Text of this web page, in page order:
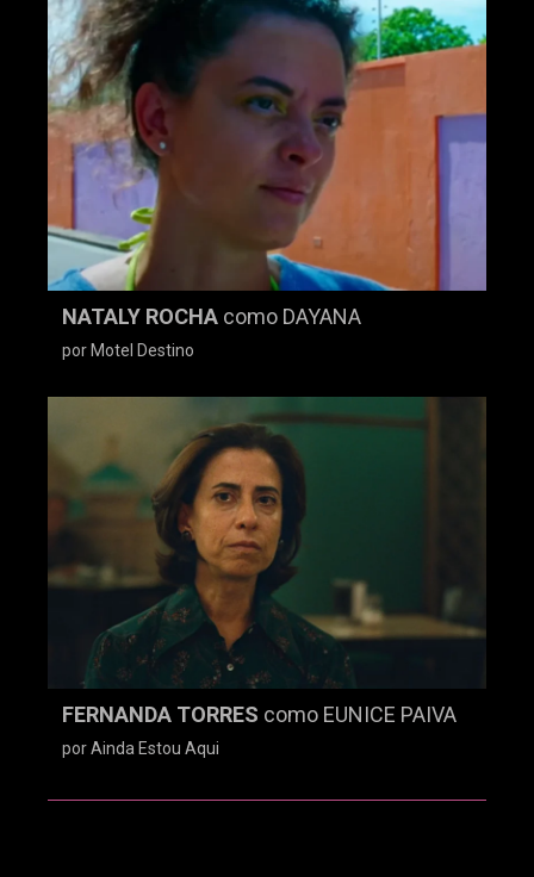
NATALY ROCHA como DAYANA
por Motel Destino
FERNANDA TORRES como EUNICE PAIVA
por Ainda Estou Aqui